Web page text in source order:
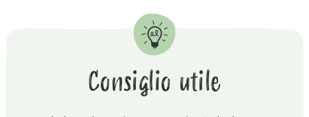
Consiglio utile